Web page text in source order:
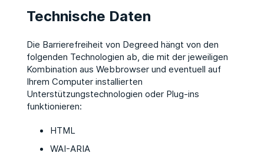
Technische Daten
Die Barrierefreiheit von Degreed hängt von den
folgenden Technologien ab, die mit der jeweiligen
Kombination aus Webbrowser und eventuell auf
Ihrem Computer installierten
Unterstützungstechnologien oder Plug-ins
funktionieren:
HTML
WAI-ARIA